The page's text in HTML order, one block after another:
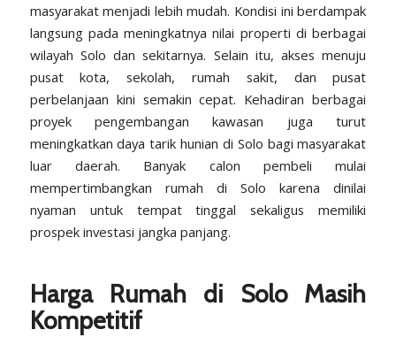
masyarakat menjadi lebih mudah. Kondisi ini berdampak
langsung pada meningkatnya nilai properti di berbagai
wilayah Solo dan sekitarnya. Selain itu, akses menuju
pusat kota, sekolah, rumah sakit, dan pusat
perbelanjaan kini semakin cepat. Kehadiran berbagai
proyek pengembangan kawasan juga turut
meningkatkan daya tarik hunian di Solo bagi masyarakat
luar daerah. Banyak calon pembeli mulai
mempertimbangkan rumah di Solo karena dinilai
nyaman untuk tempat tinggal sekaligus memiliki
prospek investasi jangka panjang.
Harga Rumah di Solo Masih
Kompetitif